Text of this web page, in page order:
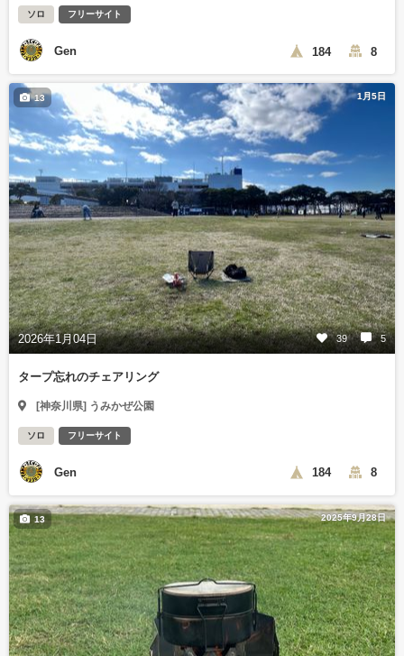
ソロ フリーサイト
Gen 184 8
1月5日
2026年1月04日 39 5
13
タープ忘れのチェアリング
[神奈川県] うみかぜ公園
ソロ フリーサイト
Gen 184 8
2025年9月28日
13